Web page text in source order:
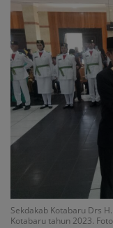
Sekdakab Kotabaru Drs
Kotabaru tahun 2023.